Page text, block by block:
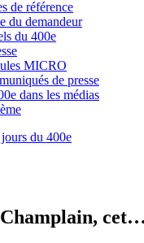
de référence
du demandeur
du 400e
MICRO
de presse
dans les médias
du 400e
Champlain,